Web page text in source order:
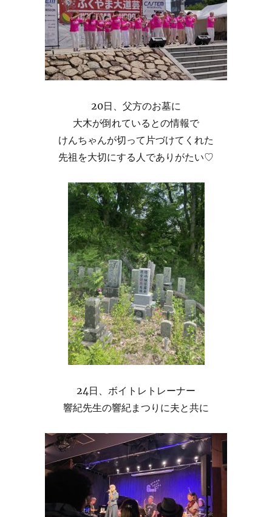
20日、父方のお墓に
大木が倒れているとの情報で
けんちゃんが切って片づけてくれた
先祖を大切にする人でありがたい♡
24日、ボイトレトレーナー
響紀先生の響紀まつりに夫と共に